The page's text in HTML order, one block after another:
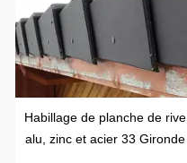
Habillage de planche de rive
alu, zinc et acier 33 Gironde